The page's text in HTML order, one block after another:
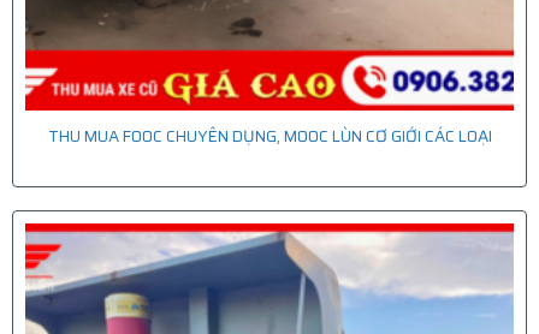
THU MUA FOOC CHUYÊN DỤNG, MOOC LÙN CƠ GIỚI CÁC LOẠI